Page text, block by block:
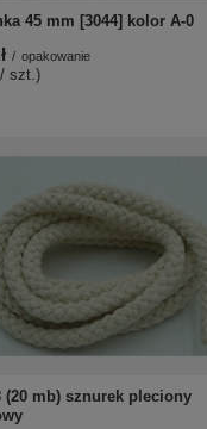
45 mm [3044] kolor A-0
/ opakowanie
/ szt.)
(20 mb) sznurek pleciony